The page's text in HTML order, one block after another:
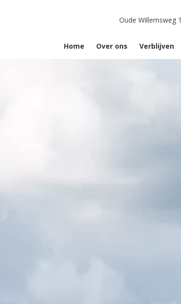
Oude Willemsweg 1
Home Over ons Verblijven